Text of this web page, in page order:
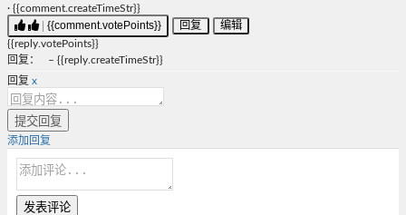
· {{comment.createTimeStr}}
{{comment.votePoints}} 回复 编辑
{{reply.votePoints}}
回复 ： – {{reply.createTimeStr}}
回复 x
提交回复
添加回复
发表评论